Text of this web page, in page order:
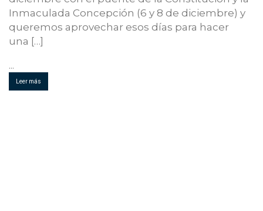
Inmaculada Concepción (6 y 8 de diciembre) y
queremos aprovechar esos días para hacer
una […]
...
Leer más